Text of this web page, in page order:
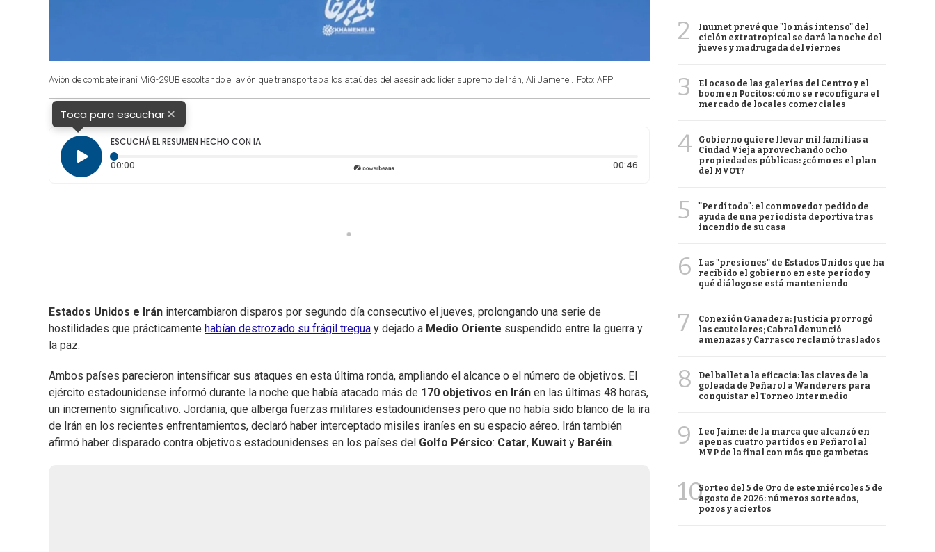
Avión de combate iraní MiG-29UB escoltando el avión que transportaba los ataúdes del asesinado líder supremo de Irán, Ali Jamenei. Foto: AFP
Toca para escuchar×
ESCUCHÁ EL RESUMEN HECHO CON IA
00:00
00:46Duración: 46 segundos
Estados Unidos e Irán intercambiaron disparos por segundo día consecutivo el jueves, prolongando una serie de
hostilidades que prácticamente habían destrozado su frágil tregua y dejado a Medio Oriente suspendido entre la guerra y
la paz.
Ambos países parecieron intensificar sus ataques en esta última ronda, ampliando el alcance o el número de objetivos. El
ejército estadounidense informó durante la noche que había atacado más de 170 objetivos en Irán en las últimas 48 horas,
un incremento significativo. Jordania, que alberga fuerzas militares estadounidenses pero que no había sido blanco de la ira
de Irán en los recientes enfrentamientos, declaró haber interceptado misiles iraníes en su espacio aéreo. Irán también
afirmó haber disparado contra objetivos estadounidenses en los países del Golfo Pérsico: Catar, Kuwait y Baréin.
2
Inumet prevé que "lo más intenso" del
ciclón extratropical se dará la noche del
jueves y madrugada del viernes
3
El ocaso de las galerías del Centro y el
boom en Pocitos: cómo se reconfigura el
mercado de locales comerciales
4
Gobierno quiere llevar mil familias a
Ciudad Vieja aprovechando ocho
propiedades públicas: ¿cómo es el plan
del MVOT?
5
"Perdí todo": el conmovedor pedido de
ayuda de una periodista deportiva tras
incendio de su casa
6
Las "presiones" de Estados Unidos que ha
recibido el gobierno en este período y
qué diálogo se está manteniendo
7
Conexión Ganadera: Justicia prorrogó
las cautelares; Cabral denunció
amenazas y Carrasco reclamó traslados
8
Del ballet a la eficacia: las claves de la
goleada de Peñarol a Wanderers para
conquistar el Torneo Intermedio
9
Leo Jaime: de la marca que alcanzó en
apenas cuatro partidos en Peñarol al
MVP de la final con más que gambetas
10Sorteo del 5 de Oro de este miércoles 5 de
agosto de 2026: números sorteados,
pozos y aciertos